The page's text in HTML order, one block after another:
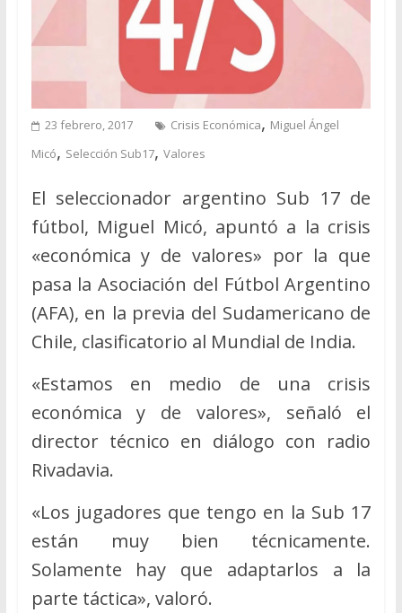
23 febrero, 2017 Crisis Económica, Miguel Ángel
Micó, Selección Sub17, Valores
El seleccionador argentino Sub 17 de
fútbol, Miguel Micó, apuntó a la crisis
«económica y de valores» por la que
pasa la Asociación del Fútbol Argentino
(AFA), en la previa del Sudamericano de
Chile, clasificatorio al Mundial de India.
«Estamos en medio de una crisis
económica y de valores», señaló el
director técnico en diálogo con radio
Rivadavia.
«Los jugadores que tengo en la Sub 17
están muy bien técnicamente.
Solamente hay que adaptarlos a la
parte táctica», valoró.